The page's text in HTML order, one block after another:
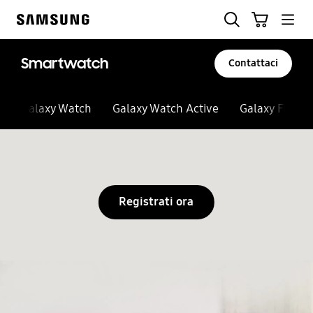
Smartwatch Contattaci
Galaxy Watch Galaxy Watch Active Galaxy Fit
Registrati ora